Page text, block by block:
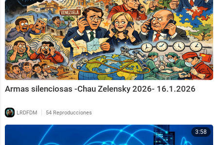
Armas silenciosas -Chau Zelensky 2026- 16.1.2026
LRDFDM | 54 Reproducciones
3:58